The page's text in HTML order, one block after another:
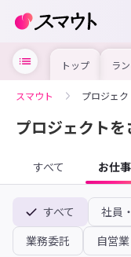
トップ ラ
スマウト プロジェ
プロジェクトを
すべて お仕事
すべて 社員
業務委託
自営